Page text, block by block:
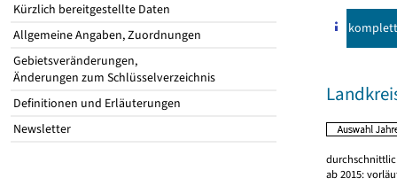
Kürzlich bereitgestellte Daten
Allgemeine Angaben, Zuordnungen
Gebietsveränderungen,
Änderungen zum Schlüsselverzeichnis
Definitionen und Erläuterungen
Newsletter
komplett
ab 2015: